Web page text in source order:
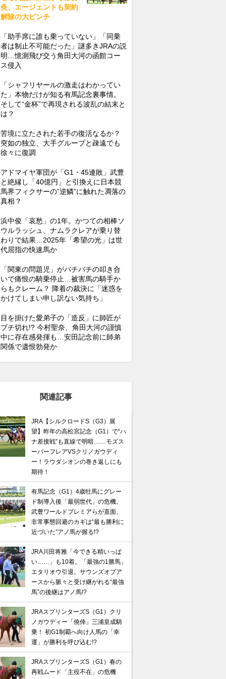
灸、エージェントも契約
解除の大ピンチ
「助手席に誰も乗っていない」「同乗
者は制止不可能だった」謎多きJRAの説
明…憶測飛び交う角田大河の函館コー
ス侵入
「シャフリヤールの激走はわかってい
た」本物だけが知る有馬記念裏事情。
そして“金杯”で再現される波乱の結末と
は？
苦境に立たされた若手の復活なるか？
突如の独立、大手グループと疎遠でも
徐々に復調
アドマイヤ軍団が「G1・45連敗」武豊
と絶縁し「40億円」と引換えに日本競
馬界フィクサーの”逆鱗”に触れた凋落の
真相？
浜中俊「哀愁」の1年。かつての相棒ソ
ウルラッシュ、ナムラクレアが乗り替
わりで結果…2025年「希望の光」は世
代屈指の快速馬か
「関東の問題児」がバチバチの叩き合
いで痛恨の騎乗停止…被害馬の騎手か
らもクレーム？ 降着の裁決に「迷惑を
かけてしまい申し訳ない気持ち」
目を掛けた愛弟子の「造反」に師匠が
ブチ切れ!? 今村聖奈、角田大河の謹慎
中に存在感発揮も…安田記念前に師弟
関係で遺恨勃発か
関連記事
JRA【シルクロードS（G3）展
望】昨年の高松宮記念（G1）で“ハ
ナ差接戦”も直線で明暗……モズス
ーパーフレアVSクリノガウディ
ー！ラウダシオンの巻き返しにも
期待！
有馬記念（G1）4歳牡馬にグレー
ド制導入後「最弱世代」の危機。
武豊ワールドプレミアらが直面、
非常事態回避のカギは“最も勝利に
近づいた”アノ馬が握る!?
JRA川田将雅「今できる精いっぱ
い……」も10着。「最強の1勝馬」
エタリオウ引退。サウンズオブア
ースから脈々と受け継がれる“最強
馬”の後継はアノ馬!?
JRAスプリンターズS（G1）クリ
ノガウディー「僥倖」三浦皇成騎
乗！ 初G1制覇へ向け人馬の「幸
運」が勝利を呼び込む!?
JRAスプリンターズS（G1）春の
再戦ムード「主役不在」の危機